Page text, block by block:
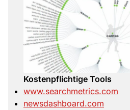
Kostenpflichtige Tools
www.searchmetrics.com
newsdashboard.com